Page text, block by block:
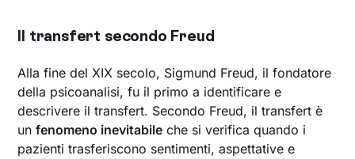
Il transfert secondo Freud
Alla fine del XIX secolo, Sigmund Freud, il fondatore
della psicoanalisi, fu il primo a identificare e
descrivere il transfert. Secondo Freud, il transfert è
unfenomeno inevitabile che si verifica quando i
pazienti trasferiscono sentimenti, aspettative e